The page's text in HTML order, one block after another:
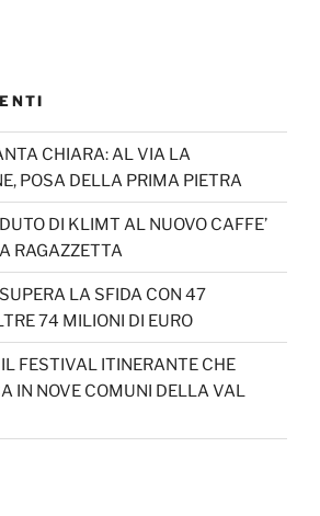
CHIARA: AL VIA LA
POSA DELLA PRIMA PIETRA
DI KLIMT AL NUOVO CAFFE’
RAGAZZETTA
LA SFIDA CON 47
74 MILIONI DI EURO
IL FESTIVAL ITINERANTE CHE
IN NOVE COMUNI DELLA VAL